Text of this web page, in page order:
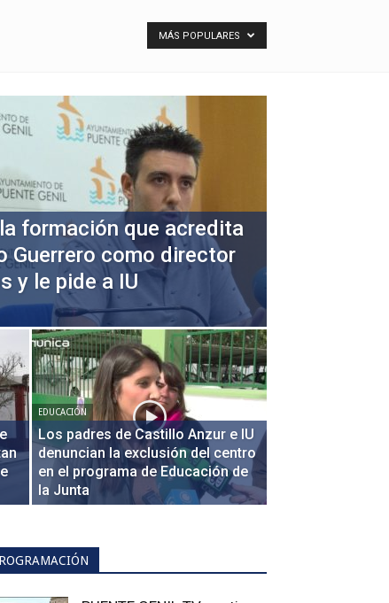
MÁS POPULARES
formación que acredita
Guerrero como director
y le pide a IU
EDUCACIÓN
Los padres de Castillo Anzur e IU
denuncian la exclusión del centro
en el programa de Educación de
la Junta